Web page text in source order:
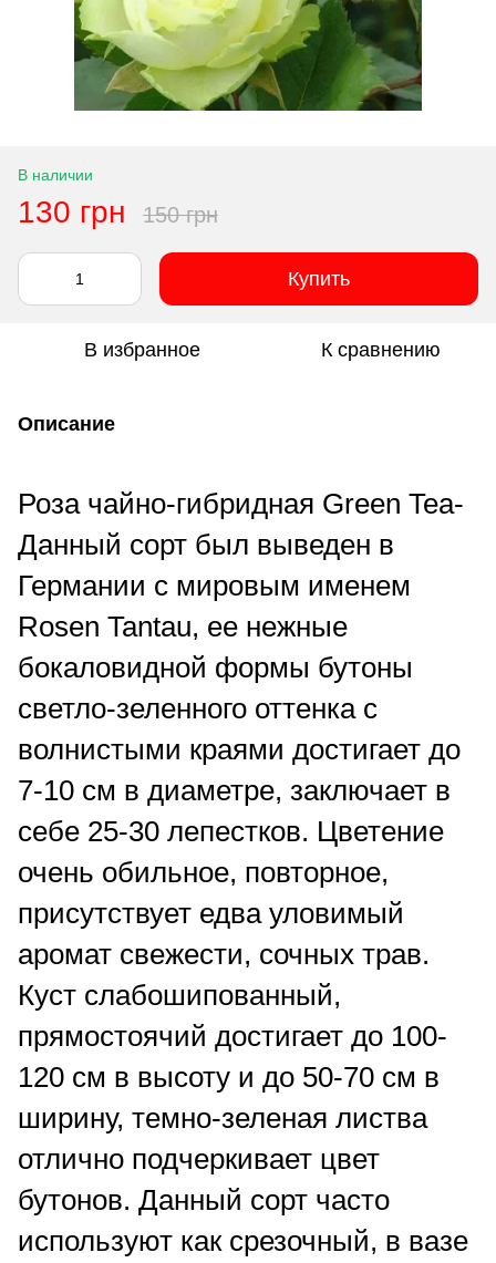
В наличии
130 грн 150 грн
Купить
В избранное К сравнению
Описание
Роза чайно-гибридная Green Tea-
Данный сорт был выведен в
Германии с мировым именем
Rosen Tantau, ее нежные
бокаловидной формы бутоны
светло-зеленного оттенка с
волнистыми краями достигает до
7-10 см в диаметре, заключает в
себе 25-30 лепестков. Цветение
очень обильное, повторное,
присутствует едва уловимый
аромат свежести, сочных трав.
Куст слабошипованный,
прямостоячий достигает до 100-
120 см в высоту и до 50-70 см в
ширину, темно-зеленая листва
отлично подчеркивает цвет
бутонов. Данный сорт часто
используют как срезочный, в вазе